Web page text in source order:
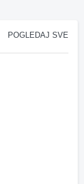
POGLEDAJ SVE